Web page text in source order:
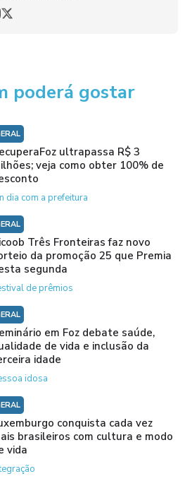
poderá gostar
ultrapassa R$ 3
veja como obter 100% de
dia com a prefeitura
Três Fronteiras faz novo
da promoção 25 que Premia
segunda
de prêmios
em Foz debate saúde,
de vida e inclusão da
idade
idosa
conquista cada vez
brasileiros com cultura e modo
vida